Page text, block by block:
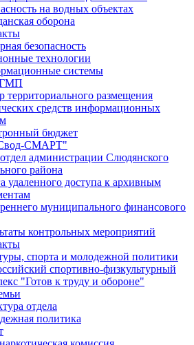
на водных объектах
оборона
безопасность
технологии
системы
территориального размещения
средств информационных
бюджет
СМАРТ"
администрации Слюдянского
района
удаленного доступа к архивным
муниципального финансового
контрольных мероприятий
спорта и молодежной политики
спортивно-физкультурный
"Готов к труду и обороне"
отдела
политика